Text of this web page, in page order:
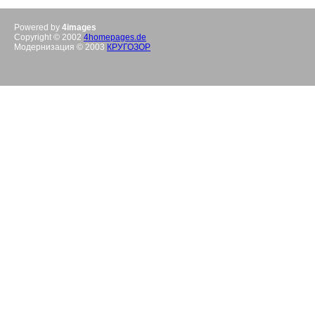
Powered by 4images
Copyright © 2002 4homepages.de
Модернизация © 2003 КРУГОЗОР